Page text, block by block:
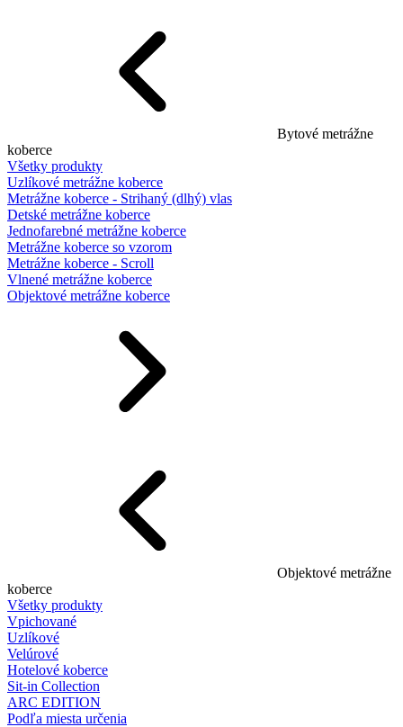
Bytové metrážne
koberce
Všetky produkty
Uzlíkové metrážne koberce
Metrážne koberce - Strihaný (dlhý) vlas
Detské metrážne koberce
Jednofarebné metrážne koberce
Metrážne koberce so vzorom
Metrážne koberce - Scroll
Vlnené metrážne koberce
Objektové metrážne koberce
Objektové metrážne
koberce
Všetky produkty
Vpichované
Uzlíkové
Velúrové
Hotelové koberce
Sit-in Collection
ARC EDITION
Podľa miesta určenia